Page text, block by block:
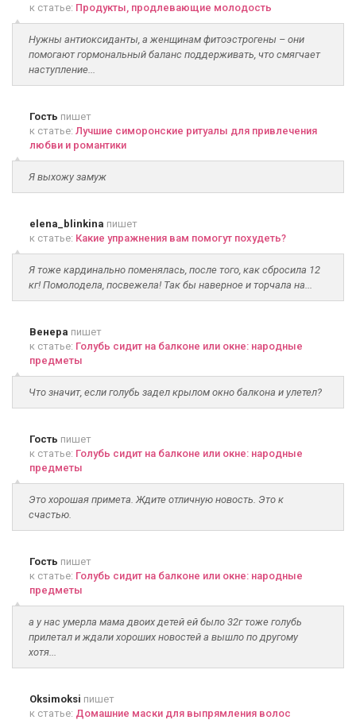
к статье: Продукты, продлевающие молодость
Нужны антиоксиданты, а женщинам фитоэстрогены – они
помогают гормональный баланс поддерживать, что смягчает
наступление...
Гость пишет
к статье: Лучшие симоронские ритуалы для привлечения
любви и романтики
Я выхожу замуж
elena_blinkina пишет
к статье: Какие упражнения вам помогут похудеть?
Я тоже кардинально поменялась, после того, как сбросила 12
кг! Помолодела, посвежела! Так бы наверное и торчала на...
Венера пишет
к статье: Голубь сидит на балконе или окне: народные
предметы
Что значит, если голубь задел крылом окно балкона и улетел?
Гость пишет
к статье: Голубь сидит на балконе или окне: народные
предметы
Это хорошая примета. Ждите отличную новость. Это к
счастью.
Гость пишет
к статье: Голубь сидит на балконе или окне: народные
предметы
а у нас умерла мама двоих детей ей было 32г тоже голубь
прилетал и ждали хороших новостей а вышло по другому
хотя...
Oksimoksi пишет
к статье: Домашние маски для выпрямления волос